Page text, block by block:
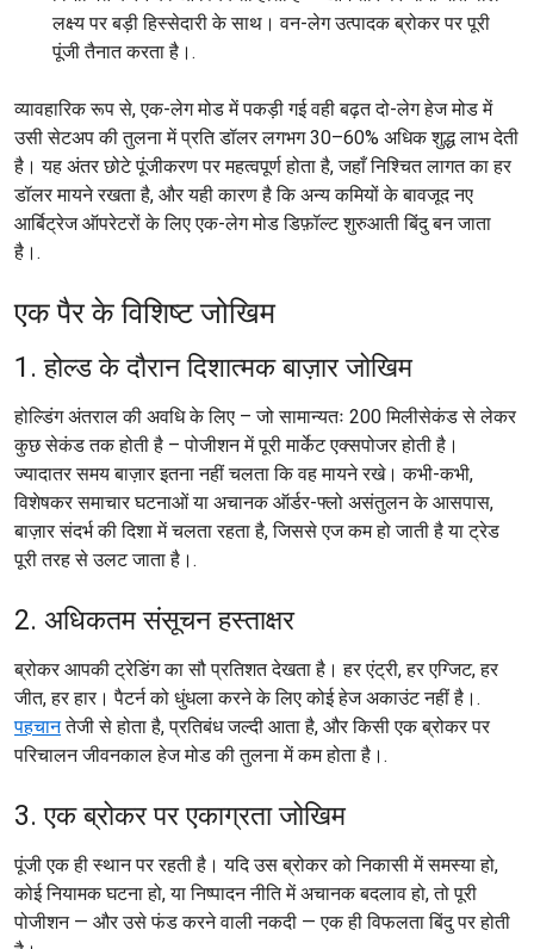
लक्ष्य पर बड़ी हिस्सेदारी के साथ। वन-लेग उत्पादक ब्रोकर पर पूरी
पूंजी तैनात करता है।.
व्यावहारिक रूप से, एक-लेग मोड में पकड़ी गई वही बढ़त दो-लेग हेज मोड में
उसी सेटअप की तुलना में प्रति डॉलर लगभग 30–60% अधिक शुद्ध लाभ देती
है। यह अंतर छोटे पूंजीकरण पर महत्वपूर्ण होता है, जहाँ निश्चित लागत का हर
डॉलर मायने रखता है, और यही कारण है कि अन्य कमियों के बावजूद नए
आर्बिट्रेज ऑपरेटरों के लिए एक-लेग मोड डिफ़ॉल्ट शुरुआती बिंदु बन जाता
है।.
एक पैर के विशिष्ट जोखिम
1. होल्ड के दौरान दिशात्मक बाज़ार जोखिम
होल्डिंग अंतराल की अवधि के लिए – जो सामान्यतः 200 मिलीसेकंड से लेकर
कुछ सेकंड तक होती है – पोजीशन में पूरी मार्केट एक्सपोजर होती है।
ज्यादातर समय बाज़ार इतना नहीं चलता कि वह मायने रखे। कभी-कभी,
विशेषकर समाचार घटनाओं या अचानक ऑर्डर-फ्लो असंतुलन के आसपास,
बाज़ार संदर्भ की दिशा में चलता रहता है, जिससे एज कम हो जाती है या ट्रेड
पूरी तरह से उलट जाता है।.
2. अधिकतम संसूचन हस्ताक्षर
ब्रोकर आपकी ट्रेडिंग का सौ प्रतिशत देखता है। हर एंट्री, हर एग्जिट, हर
जीत, हर हार। पैटर्न को धुंधला करने के लिए कोई हेज अकाउंट नहीं है।.
पहचानतेजी से होता है, प्रतिबंध जल्दी आता है, और किसी एक ब्रोकर पर
परिचालन जीवनकाल हेज मोड की तुलना में कम होता है।.
3. एक ब्रोकर पर एकाग्रता जोखिम
पूंजी एक ही स्थान पर रहती है। यदि उस ब्रोकर को निकासी में समस्या हो,
कोई नियामक घटना हो, या निष्पादन नीति में अचानक बदलाव हो, तो पूरी
पोजीशन — और उसे फंड करने वाली नकदी — एक ही विफलता बिंदु पर होती